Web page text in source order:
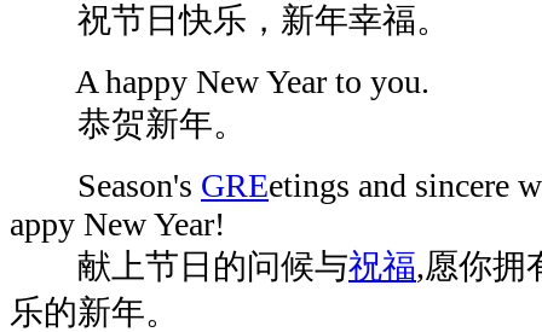
祝节日快乐，新年幸福。
A happy New Year to you.
恭贺新年。
Season's GREetings and sincere
appy New Year!
献上节日的问候与祝福,愿你拥
乐的新年。